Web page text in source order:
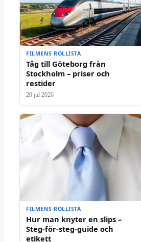
FILMENS ROLLISTA
Tåg till Göteborg från
Stockholm – priser och
restider
20 jul 2026
FILMENS ROLLISTA
Hur man knyter en slips –
Steg-för-steg-guide och
etikett